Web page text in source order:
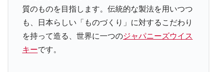
質のものを目指します。伝統的な製法を用いつつ
も、日本らしい「ものづくり」に対するこだわり
を持って造る、世界に一つのジャパニーズウイス
キーです。